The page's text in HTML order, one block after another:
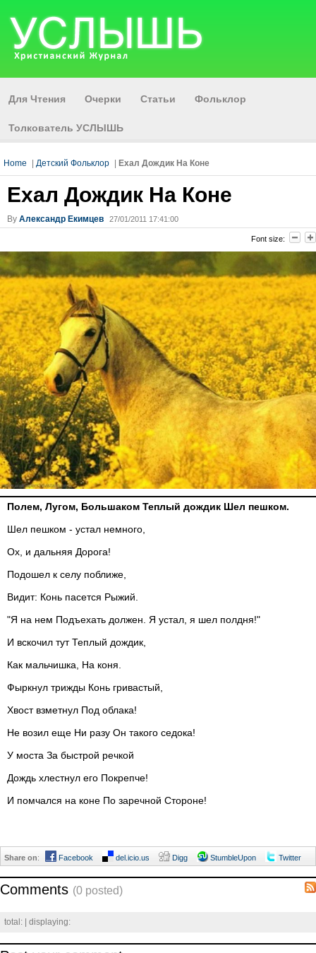
Для Чтения Очерки Статьи Фольклор
Толкователь УСЛЫШЬ
Home Детский Фольклор Ехал Дождик На Коне
Ехал Дождик На Коне
By Александр Екимцев 27/01/2011 17:41:00
Font size:
Полем, Лугом, Большаком Теплый дождик Шел пешком.
Шел пешком - устал немного,
Ох, и дальняя Дорога!
Подошел к селу поближе,
Видит: Конь пасется Рыжий.
"Я на нем Подъехать должен. Я устал, я шел полдня!"
И вскочил тут Теплый дождик,
Как мальчишка, На коня.
Фыркнул трижды Конь гривастый,
Хвост взметнул Под облака!
Не возил еще Ни разу Он такого седока!
У моста За быстрой речкой
Дождь хлестнул его Покрепче!
И помчался на коне По заречной Стороне!
Share on: Facebook del.icio.us Digg StumbleUpon Twitter
Comments (0 posted)
total: | displaying: